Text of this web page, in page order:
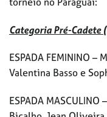
Categoria Pré-Cadete
ESPADA FEMININO
Valentina Basso e
ESPADA